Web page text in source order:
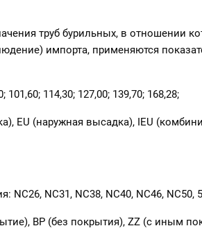
труб бурильных, в отношении
импорта, применяются
114,30; 127,00; 139,70; 168,28;
EU (наружная высадка), IEU
NC31, NC38, NC40, NC46, NC50,
ВР (без покрытия), ZZ (с иным